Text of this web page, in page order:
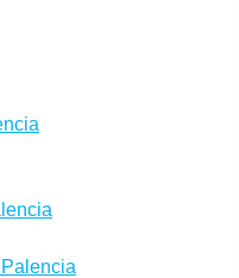
las
saber si hay
llegar a Palencia
puedes comparar
para ti en pocos